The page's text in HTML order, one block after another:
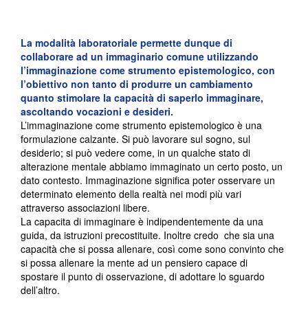
La modalità laboratoriale permette dunque di
collaborare ad un immaginario comune utilizzando
l’immaginazione come strumento epistemologico, con
l’obiettivo non tanto di produrre un cambiamento
quanto stimolare la capacità di saperlo immaginare,
ascoltando vocazioni e desideri.
L’immaginazione come strumento epistemologico è una
formulazione calzante. Si può lavorare sul sogno, sul
desiderio; si può vedere come, in un qualche stato di
alterazione mentale abbiamo immaginato un certo posto, un
dato contesto. Immaginazione significa poter osservare un
determinato elemento della realtà nei modi più vari
attraverso associazioni libere.
La capacita di immaginare è indipendentemente da una
guida, da istruzioni precostituite. Inoltre credo che sia una
capacità che si possa allenare, così come sono convinto che
si possa allenare la mente ad un pensiero capace di
spostare il punto di osservazione, di adottare lo sguardo
dell’altro.